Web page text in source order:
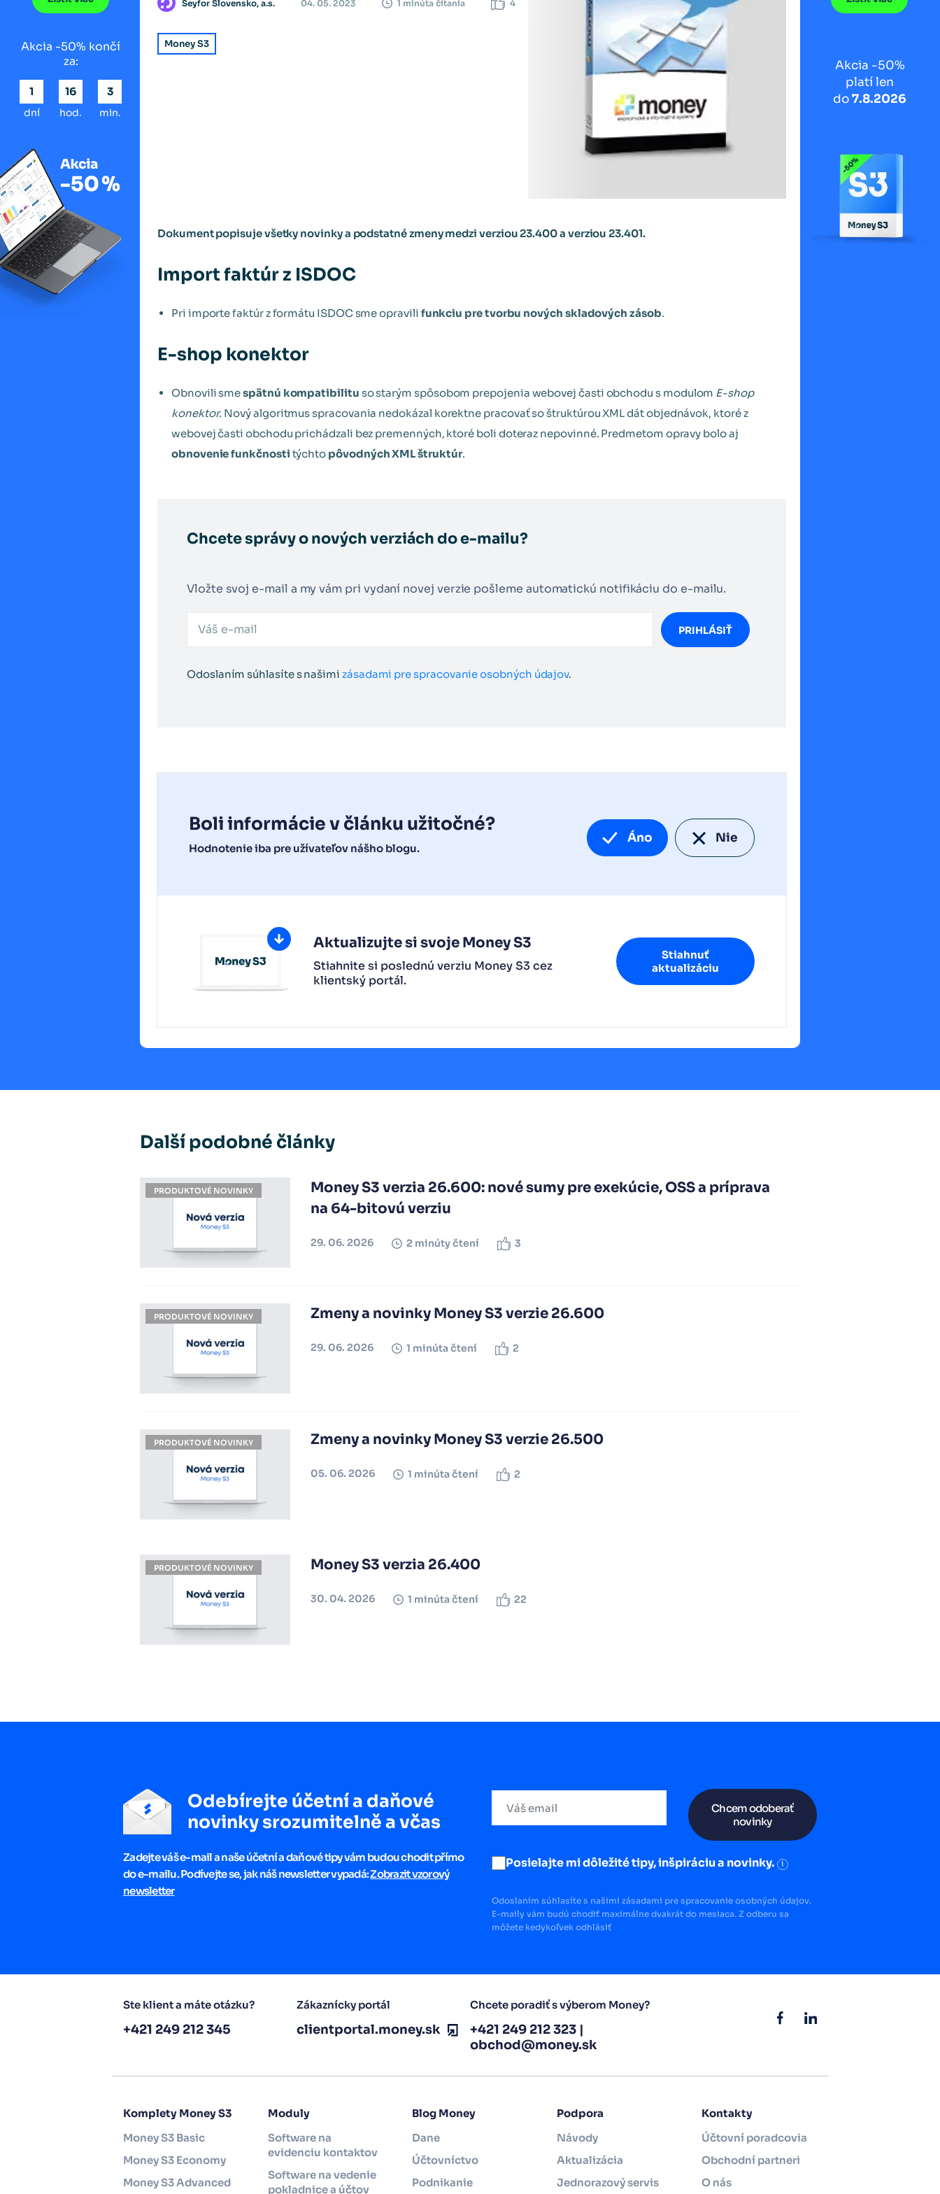
Akcia -50% končí
za:
1
dní
16
hod.
3
min.
Seyfor Slovensko, a.s. 04. 05. 2023 1 minúta čítania 4
Money S3
Dokument popisuje všetky novinky a podstatné zmeny medzi verziou 23.400 a verziou 23.401.
Import faktúr z ISDOC
Pri importe faktúr z formátu ISDOC sme opravili funkciu pre tvorbu nových skladových zásob.
E-shop konektor
Obnovili smespätnú kompatibilitu so starým spôsobom prepojenia webovej časti obchodu s modulom E-shop
konektor. Nový algoritmus spracovania nedokázal korektne pracovať so štruktúrou XML dát objednávok, ktoré z
webovej časti obchodu prichádzali bez premenných, ktoré boli doteraz nepovinné. Predmetom opravy bolo aj
obnovenie funkčnosti týchto pôvodných XML štruktúr.
Chcete správy o nových verziách do e-mailu?
Vložte svoj e-mail a my vám pri vydaní novej verzie pošleme automatickú notifikáciu do e-mailu.
PRIHLÁSIŤ
Odoslaním súhlasíte s našimi zásadami pre spracovanie osobných údajov.
Boli informácie v článku užitočné?
Hodnotenie iba pre užívateľov nášho blogu.
Áno Nie
Aktualizujte si svoje Money S3
Stiahnite si poslednú verziu Money S3 cez
klientský portál.
Stiahnuť
aktualizáciu
Akcia -50%
platí len
do7.8.2026
Další podobné články
PRODUKTOVÉ NOVINKY
Money S3 verzia 26.600: nové sumy pre exekúcie, OSS a príprava
na 64-bitovú verziu
29. 06. 2026 2 minúty čtení 3
PRODUKTOVÉ NOVINKY Zmeny a novinky Money S3 verzie 26.600
29. 06. 2026 1 minúta čtení 2
PRODUKTOVÉ NOVINKY Zmeny a novinky Money S3 verzie 26.500
05. 06. 2026 1 minúta čtení 2
PRODUKTOVÉ NOVINKY Money S3 verzia 26.400
30. 04. 2026 1 minúta čtení 22
Odebírejte účetní a daňové
novinky srozumitelně a včas
Zadejte váš e-mail a naše účetní a daňové tipy vám budou chodit přímo
do e-mailu. Podívejte se, jak náš newsletter vypadá:Zobrazit vzorový
newsletter
Chcem odoberať
novinky
Posielajte mi dôležité tipy, inšpiráciu a novinky. i
Odoslaním súhlasíte s našimi zásadami pre spracovanie osobných údajov.
E-maily vám budú chodiť maximálne dvakrát do mesiaca. Z odberu sa
môžete kedykoľvek odhlásiť
Ste klient a máte otázku?
+421 249 212 345
Zákaznícky portál
clientportal.money.sk
Chcete poradiť s výberom Money?
+421 249 212 323 |
obchod@money.sk
Komplety Money S3
Money S3 Basic
Money S3 Economy
Money S3 Advanced
Moduly
Software na
evidenciu kontaktov
Software na vedenie
pokladnice a účtov
Blog Money
Dane
Účtovníctvo
Podnikanie
Podpora
Návody
Aktualizácia
Jednorazový servis
Kontakty
Účtovní poradcovia
Obchodní partneri
O nás